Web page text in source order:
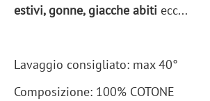
estivi, gonne, giacche abiti ecc...
Lavaggio consigliato: max 40°
Composizione: 100% COTONE